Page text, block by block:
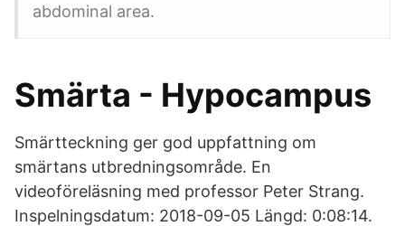
abdominal area.
Smärta - Hypocampus
Smärtteckning ger god uppfattning om
smärtans utbredningsområde. En
videoföreläsning med professor Peter Strang.
Inspelningsdatum: 2018-09-05 Längd: 0:08:14.